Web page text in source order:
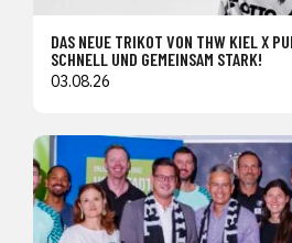
DAS NEUE TRIKOT VON THW KIEL X
SCHNELL UND GEMEINSAM STARK!
03.08.26